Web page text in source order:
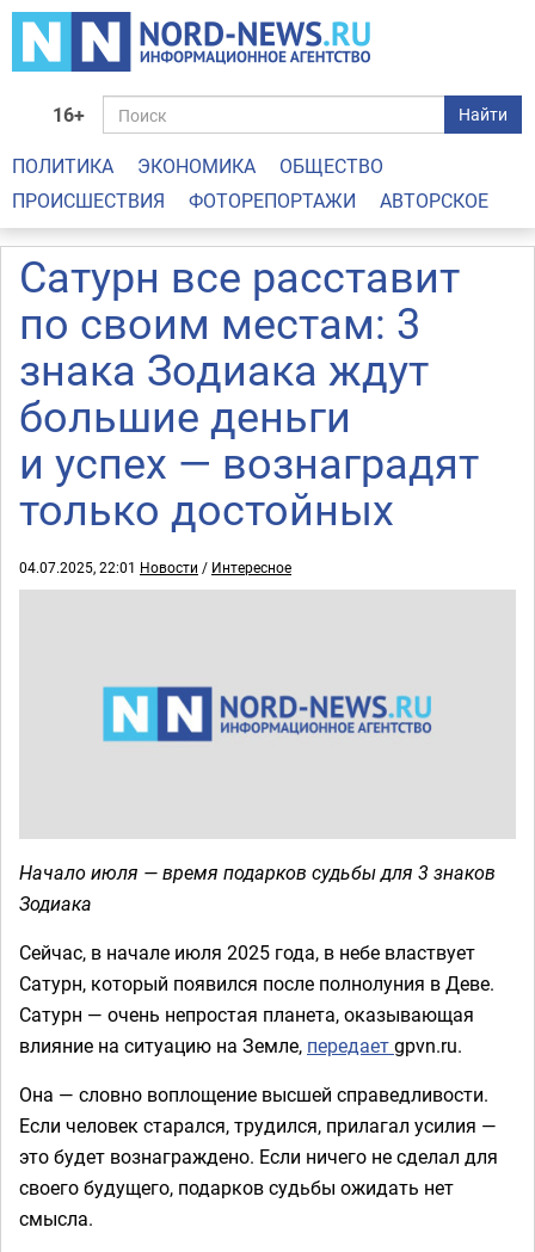
16+ Найти
ПОЛИТИКА ЭКОНОМИКА
ОБЩЕСТВО
ПРОИСШЕСТВИЯ
ФОТОРЕПОРТАЖИ АВТОРСКОЕ
Сатурн все расставит
по своим местам: 3
знака Зодиака ждут
большие деньги
и успех — вознаградят
только достойных
04.07.2025, 22:01 Новости / Интересное
Начало июля — время подарков судьбы для 3 знаков
Зодиака
Сейчас, в начале июля 2025 года, в небе властвует
Сатурн, который появился после полнолуния в Деве.
Сатурн — очень непростая планета, оказывающая
влияние на ситуацию на Земле, передаетgpvn.ru.
Она — словно воплощение высшей справедливости.
Если человек старался, трудился, прилагал усилия —
это будет вознаграждено. Если ничего не сделал для
своего будущего, подарков судьбы ожидать нет
смысла.